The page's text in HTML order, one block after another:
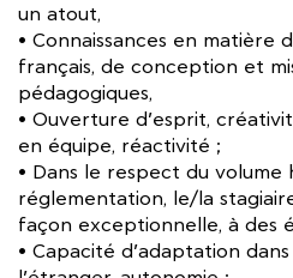
un atout,
• Connaissances en matière
français, de conception et
pédagogiques,
• Ouverture d’esprit,
en équipe, réactivité ;
• Dans le respect du
réglementation, le/la
façon exceptionnelle, à des
• Capacité d’adaptation